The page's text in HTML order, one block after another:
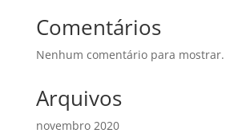
Comentários
Nenhum comentário para mostrar.
Arquivos
novembro 2020